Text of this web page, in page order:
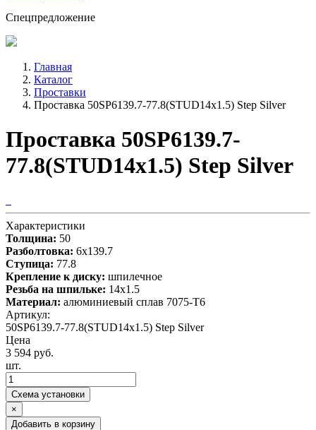
Спецпредложение
Главная
Каталог
Проставки
Проставка 50SP6139.7-77.8(STUD14x1.5) Step Silver
Проставка 50SP6139.7-
77.8(STUD14x1.5) Step Silver
Характеристики
Толщина: 50
Разболтовка: 6x139.7
Ступица: 77.8
Крепление к диску: шпилечное
Резьба на шпильке: 14х1.5
Материал: алюминиевый сплав 7075-T6
Артикул:
50SP6139.7-77.8(STUD14x1.5) Step Silver
Цена
3 594 руб.
шт.
Схема установки
×
Добавить в корзину